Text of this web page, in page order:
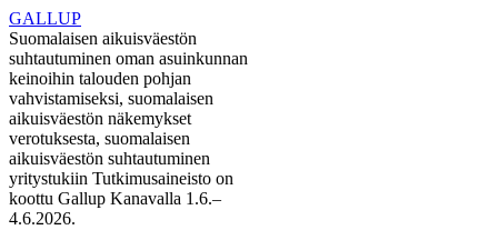
GALLUP
Suomalaisen aikuisväestön
suhtautuminen oman asuinkunnan
keinoihin talouden pohjan
vahvistamiseksi, suomalaisen
aikuisväestön näkemykset
verotuksesta, suomalaisen
aikuisväestön suhtautuminen
yritystukiin Tutkimusaineisto on
koottu Gallup Kanavalla 1.6.–
4.6.2026.